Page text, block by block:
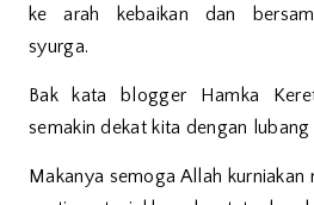
ke arah kebaikan dan
syurga.
Bak kata blogger Hamka
semakin dekat kita dengan lubang
Makanya semoga Allah